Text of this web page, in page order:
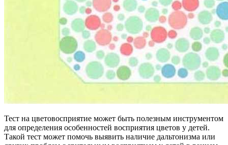
Тест на цветовосприятие может быть полезным инструментом
для определения особенностей восприятия цветов у детей.
Такой тест может помочь выявить наличие дальтонизма или